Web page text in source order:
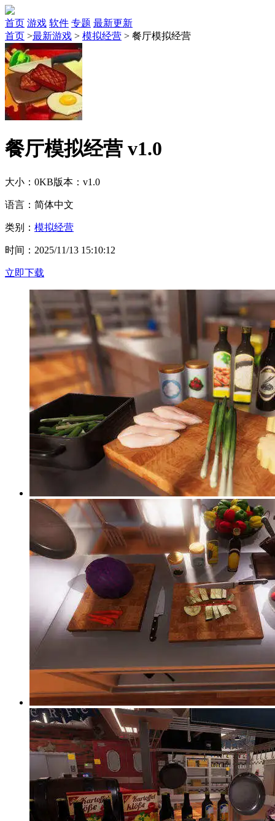
首页 游戏 软件 专题 最新更新
首页 >最新游戏 > 模拟经营 > 餐厅模拟经营
餐厅模拟经营 v1.0
大小：0KB版本：v1.0
语言：简体中文
类别： 模拟经营
时间：2025/11/13 15:10:12
立即下载